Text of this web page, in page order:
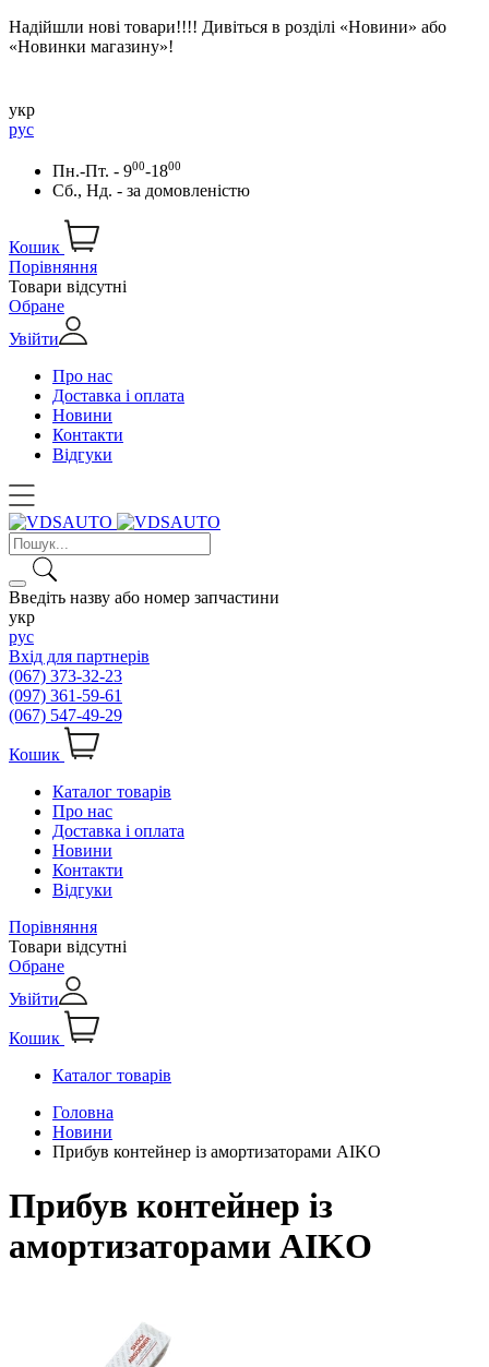
Надійшли нові товари!!!! Дивіться в розділі «Новини» або
«Новинки магазину»!
укр
рус
Пн.-Пт. - 900-1800
Сб., Нд. - за домовленістю
Кошик
Порівняння
Товари відсутні
Обране
Увійти
Про нас
Доставка і оплата
Новини
Контакти
Відгуки
Введіть назву або номер запчастини
укр
рус
Вхід для партнерів
(067) 373-32-23
(097) 361-59-61
(067) 547-49-29
Кошик
Каталог товарів
Про нас
Доставка і оплата
Новини
Контакти
Відгуки
Порівняння
Товари відсутні
Обране
Увійти
Кошик
Каталог товарів
Головна
Новини
Прибув контейнер із амортизаторами AIKO
Прибув контейнер із
амортизаторами AIKO